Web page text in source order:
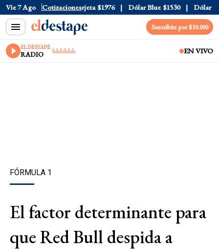
Vie 7 Ago Cotizaciones
$1520 Dólar Tarjeta $1976 Dólar Blue $1530 Dólar CCL
Suscribite por $10.000
EL DESTAPE
RADIO EN VIVO
FÓRMULA 1
El factor determinante para
que Red Bull despida a